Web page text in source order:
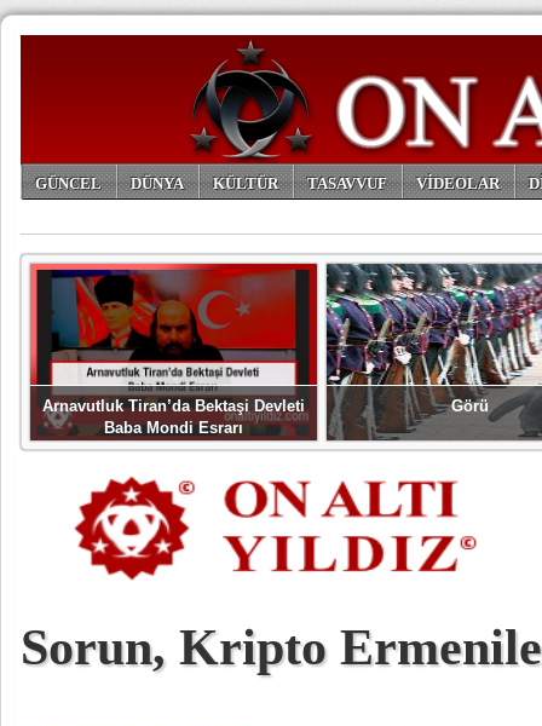
GÜNCEL DÜNYA KÜLTÜR TASAVVUF VİDEOLAR
Arnavutluk Tiran’da Bektaşi Devleti
Baba Mondi Esrarı
Görü
Sorun, Kripto